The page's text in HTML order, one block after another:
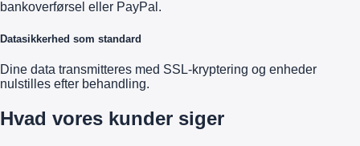
bankoverførsel eller PayPal.
Datasikkerhed som standard
Dine data transmitteres med SSL-kryptering og enheder
nulstilles efter behandling.
Hvad vores kunder siger